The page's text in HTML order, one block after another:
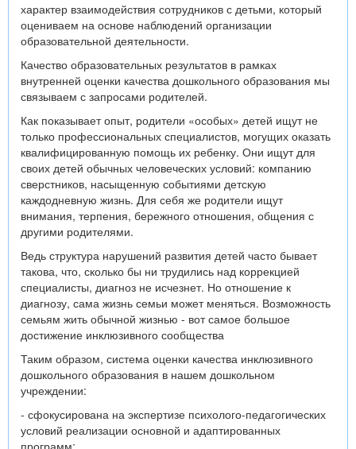
характер взаимодействия сотрудников с детьми, который
оцениваем на основе наблюдений организации
образовательной деятельности.
Качество образовательных результатов в рамках
внутренней оценки качества дошкольного образования мы
связываем с запросами родителей.
Как показывает опыт, родители «особых» детей ищут не
только профессиональных специалистов, могущих оказать
квалифицированную помощь их ребенку. Они ищут для
своих детей обычных человеческих условий: компанию
сверстников, насыщенную событиями детскую
каждодневную жизнь. Для себя же родители ищут
внимания, терпения, бережного отношения, общения с
другими родителями.
Ведь структура нарушений развития детей часто бывает
такова, что, сколько бы ни трудились над коррекцией
специалисты, диагноз не исчезнет. Но отношение к
диагнозу, сама жизнь семьи может меняться. Возможность
семьям жить обычной жизнью - вот самое большое
достижение инклюзивного сообщества
Таким образом, система оценки качества инклюзивного
дошкольного образования в нашем дошкольном
учреждении:
- сфокусирована на экспертизе психолого-педагогических
условий реализации основной и адаптированных
программ;